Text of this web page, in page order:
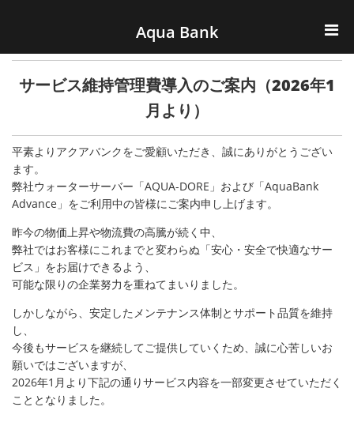
Aqua Bank
TOP
Water Server
COOLIC
環境事業
会社概要
サービス維持管理費導入のご案内（2026年1
月より）
平素よりアクアバンクをご愛顧いただき、誠にありがとうござい
ます。
弊社ウォーターサーバー「AQUA-DORE」および「AquaBank
Advance」をご利用中の皆様にご案内申し上げます。
昨今の物価上昇や物流費の高騰が続く中、
弊社ではお客様にこれまでと変わらぬ「安心・安全で快適なサー
ビス」をお届けできるよう、
可能な限りの企業努力を重ねてまいりました。
しかしながら、安定したメンテナンス体制とサポート品質を維持
し、
今後もサービスを継続してご提供していくため、誠に心苦しいお
願いではございますが、
2026年1月より下記の通りサービス内容を一部変更させていただく
こととなりました。